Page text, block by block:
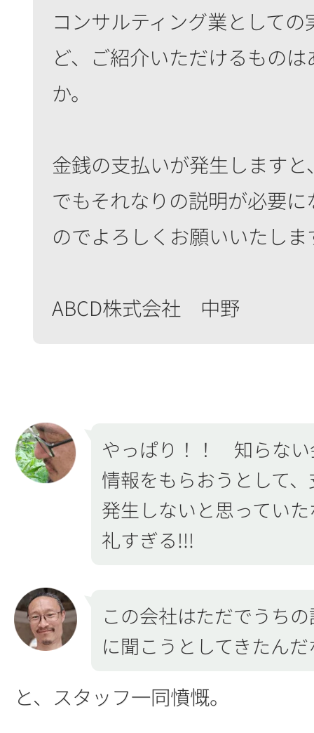
コンサルティング業としての
ど、ご紹介いただけるもの
か。
金銭の支払いが発生しますと
でもそれなりの説明が必要に
のでよろしくお願いいたしま
ABCD株式会社 中野
やっぱり！！ 知らない
情報をもらおうとして
発生しないと思ってい
礼すぎる!!!
この会社はただでうち
に聞こうとしてきたん
と、スタッフ一同憤慨。